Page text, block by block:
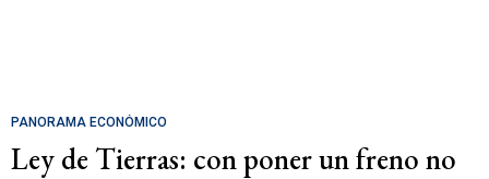
PANORAMA ECONÓMICO
Ley de Tierras: con poner un freno no